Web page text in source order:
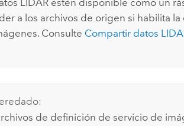
a los archivos de origen si habilita
Consulte Compartir datos
de definición de servicio de